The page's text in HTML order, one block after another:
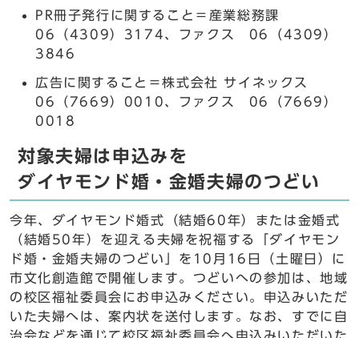
PR冊子発行に関すること＝産業総務課
06（4309）3174、ファクス 06（4309）
3846
広告に関すること＝株式会社 サイネックス
06（7669）0010、ファクス 06（7669）
0018
対象夫婦は申込みを
ダイヤモンド婚・金婚夫婦のつどい
今年、ダイヤモンド婚式（結婚60年）または金婚式
（結婚50年）を迎える夫婦を祝福する「ダイヤモン
ド婚・金婚夫婦のつどい」を10月16日（土曜日）に
市文化創造館で開催します。つどいへの参加は、地域
の校区福祉委員会にお申込みください。申込みいただ
いた夫婦へは、案内状を送付します。なお、すでに自